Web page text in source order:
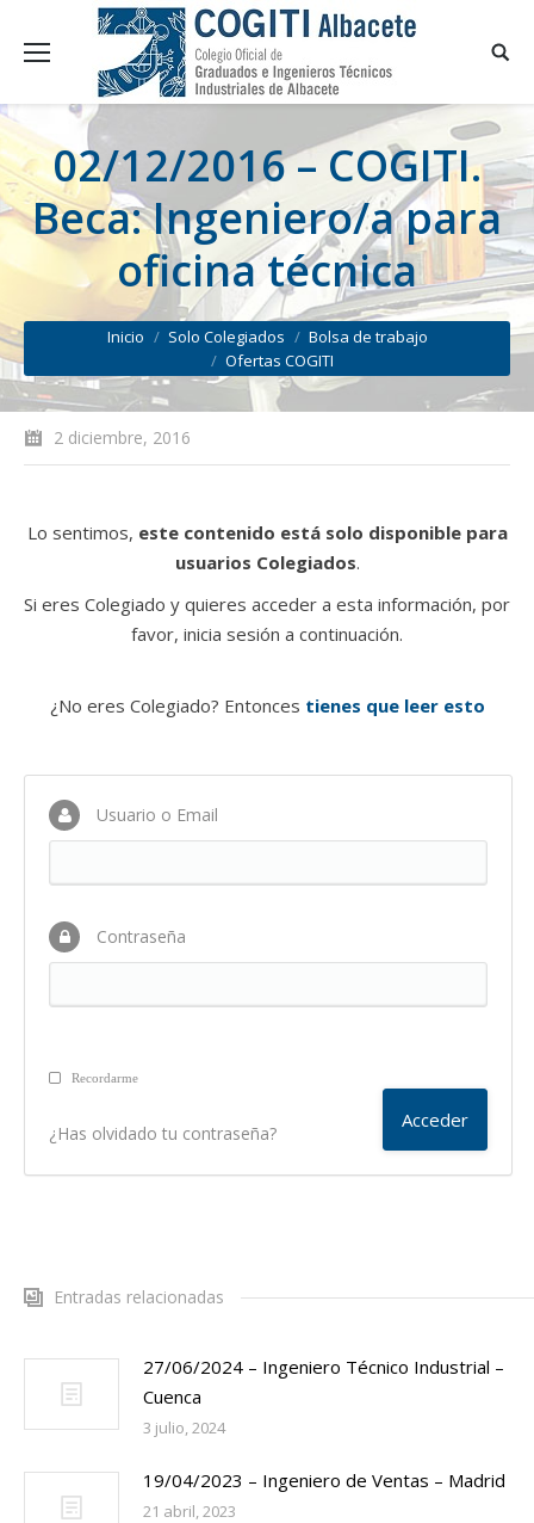
02/12/2016 – COGITI.
Beca: Ingeniero/a para
oficina técnica
You are here:
Inicio Solo Colegiados
Bolsa de trabajo
Ofertas COGITI
2 diciembre, 2016
Lo sentimos, este contenido está solo disponible para
usuarios Colegiados.
Si eres Colegiado y quieres acceder a esta información, por
favor, inicia sesión a continuación.
¿No eres Colegiado? Entonces tienes que leer esto
Usuario o Email
Contraseña
Recordarme
¿Has olvidado tu contraseña?
Entradas relacionadas
27/06/2024 – Ingeniero Técnico Industrial –
Cuenca
3 julio, 2024
19/04/2023 – Ingeniero de Ventas – Madrid
21 abril, 2023